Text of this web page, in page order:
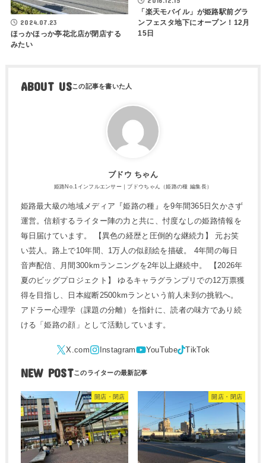
2024.07.23
ほっかほっか亭花北店が閉店する
みたい
「楽天モバイル」が姫路駅前グラ
ンフェスタ地下にオープン！12月
15日
ABOUT US
ブドウ ちゃん
姫路No.1インフルエンサー｜ブドウちゃん（姫路の種 編集長）
姫路最大級の地域メディア『姫路の種』を9年間365日欠かさず
運営。信頼するライター陣の力と共に、忖度なしの姫路情報を
毎日届けています。 【異色の経歴と圧倒的な継続力】 元お笑
い芸人。路上で10年間、1万人の似顔絵を描破。 4年間の毎日
音声配信、月間300kmランニングを2年以上継続中。 【2026年
夏のビッグプロジェクト】 ゆるキャラグランプリでの12万票獲
得を目指し、日本縦断2500kmランという前人未到の挑戦へ。
アドラー心理学（課題の分離）を指針に、読者の味方であり続
ける「姫路の顔」として活動しています。
NEW POST
開店・閉店 開店・閉店